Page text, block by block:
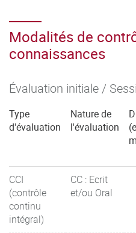
Modalités de
connaissances
Évaluation initiale /
Type
d'évaluation
Nature de
l'évaluation
CCI
(contrôle
continu
intégral)
CC : Ecrit
et/ou Oral